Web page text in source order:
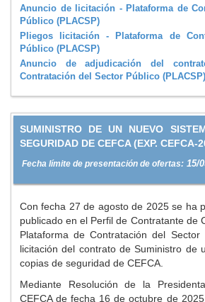
Anuncio de licitación - Plataforma de
Público (PLACSP)
Pliegos licitación - Plataforma de
Público (PLACSP)
Anuncio de adjudicación del
Contratación del Sector Público (PLACSP)
SUMINISTRO DE UN NUEVO
SEGURIDAD DE CEFCA (EXP. CEFCA-
Fecha límite de presentación de ofertas: 15/
Con fecha 27 de agosto de 2025 se ha
publicado en el Perfil de Contratante de
Plataforma de Contratación del Sector
licitación del contrato de Suministro de
copias de seguridad de CEFCA.
Mediante Resolución de la
CEFCA de fecha 16 de octubre de